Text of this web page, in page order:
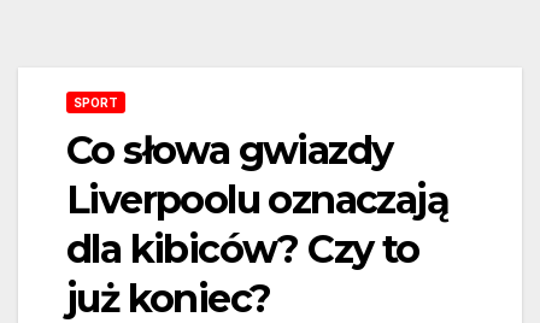
SPORT
Co słowa gwiazdy
Liverpoolu oznaczają
dla kibiców? Czy to
już koniec?